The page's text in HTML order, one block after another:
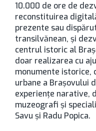
10.000 de ore de
reconstituirea
prezente sau
transilvănean, și
centrul istoric al
doar realizarea cu
monumente istorice,
urbane a Brașovului
experiențe narative,
muzeografi și
Savu și Radu Popica.